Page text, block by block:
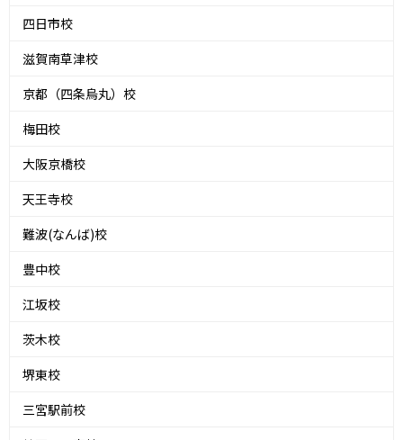
四日市校
滋賀南草津校
京都（四条烏丸）校
梅田校
大阪京橋校
天王寺校
難波(なんば)校
豊中校
江坂校
茨木校
堺東校
三宮駅前校